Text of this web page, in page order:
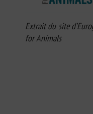
Extrait du site
for Animals